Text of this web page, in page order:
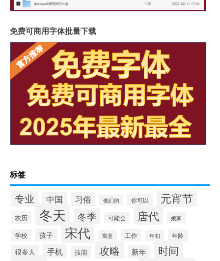
免费可商用字体批量下载
标签
专业 中国 习俗 他们的 你可以 元宵节
农历 冬天 冬季 可能会 唐代 娘家
学校 孩子 宋代 寓意 工作 年初 年龄
很多人 手机 技能 攻略 新年 时间